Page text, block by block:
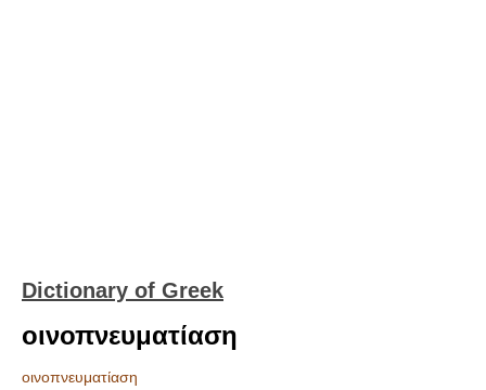
Dictionary of Greek
οινοπνευματίαση
οινοπνευματίαση